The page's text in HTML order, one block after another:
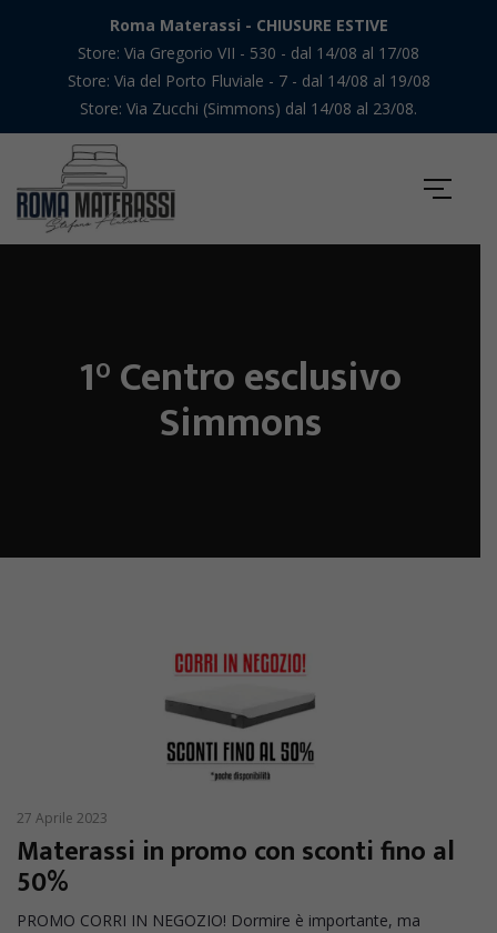
1° Centro esclusivo
Simmons
27 Aprile 2023
Materassi in promo con sconti fino al
50%
PROMO CORRI IN NEGOZIO! Dormire è importante, ma
Roma Materassi - CHIUSURE ESTIVE
Store: Via Gregorio VII - 530 - dal 14/08 al 17/08
Store: Via del Porto Fluviale - 7 - dal 14/08 al 19/08
Store: Via Zucchi (Simmons) dal 14/08 al 23/08.